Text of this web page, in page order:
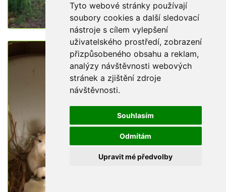
Tyto webové stránky používají
soubory cookies a další sledovací
nástroje s cílem vylepšení
uživatelského prostředí, zobrazení
přizpůsobeného obsahu a reklam,
analýzy návštěvnosti webových
stránek a zjištění zdroje
návštěvnosti.
Souhlasím
Odmítám
Upravit mé předvolby